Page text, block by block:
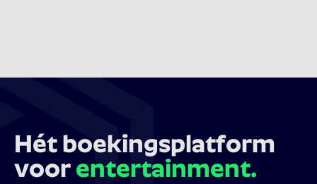
Hét boekingsplatform
voor entertainment.